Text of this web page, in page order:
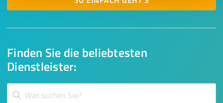
Finden Sie die beliebtesten
Dienstleister: